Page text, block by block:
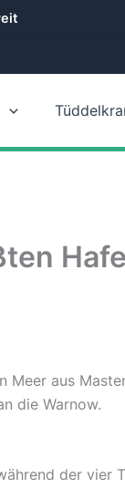
aus
die Warnow.
der vier